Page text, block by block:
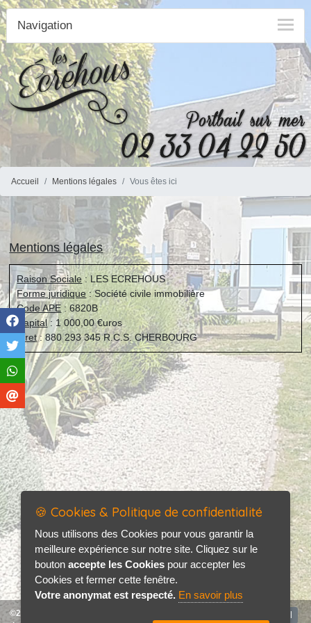
Navigation
Accueil Mentions légales Vous êtes ici
Mentions légales
Raison Sociale: LES ECREHOUS
Forme juridique: Société civile immobilière
Code APE : 6820B
Capital: 1 000,00 €uros
Siret: 880 293 345 R.C.S. CHERBOURG
©2026-2027 Les Ecréhous tous
🍪 Cookies & Politique de confidentialité
Nous utilisons des Cookies pour vous garantir la
meilleure expérience sur notre site. Cliquez sur le
bouton accepte les Cookies pour accepter les
Cookies et fermer cette fenêtre.
Votre anonymat est respecté. En savoir plus